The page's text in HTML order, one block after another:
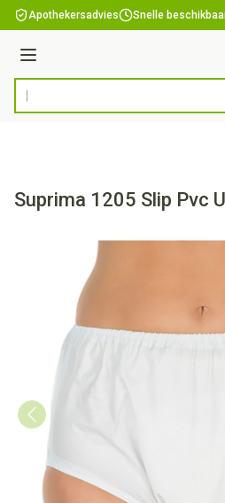
Ga naar de inhoud
Apothekersadvies Snelle
Menu
Product, merk, categorie...
Suprima 1205 Slip Pvc